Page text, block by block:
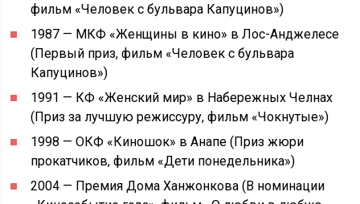
фильм «Человек с бульвара Капуцинов»)
1987 — МКФ «Женщины в кино» в Лос-Анджелесе
(Первый приз, фильм «Человек с бульвара
Капуцинов»)
1991 — КФ «Женский мир» в Набережных Челнах
(Приз за лучшую режиссуру, фильм «Чокнутые»)
1998 — ОКФ «Киношок» в Анапе (Приз жюри
прокатчиков, фильм «Дети понедельника»)
2004 — Премия Дома Ханжонкова (В номинации